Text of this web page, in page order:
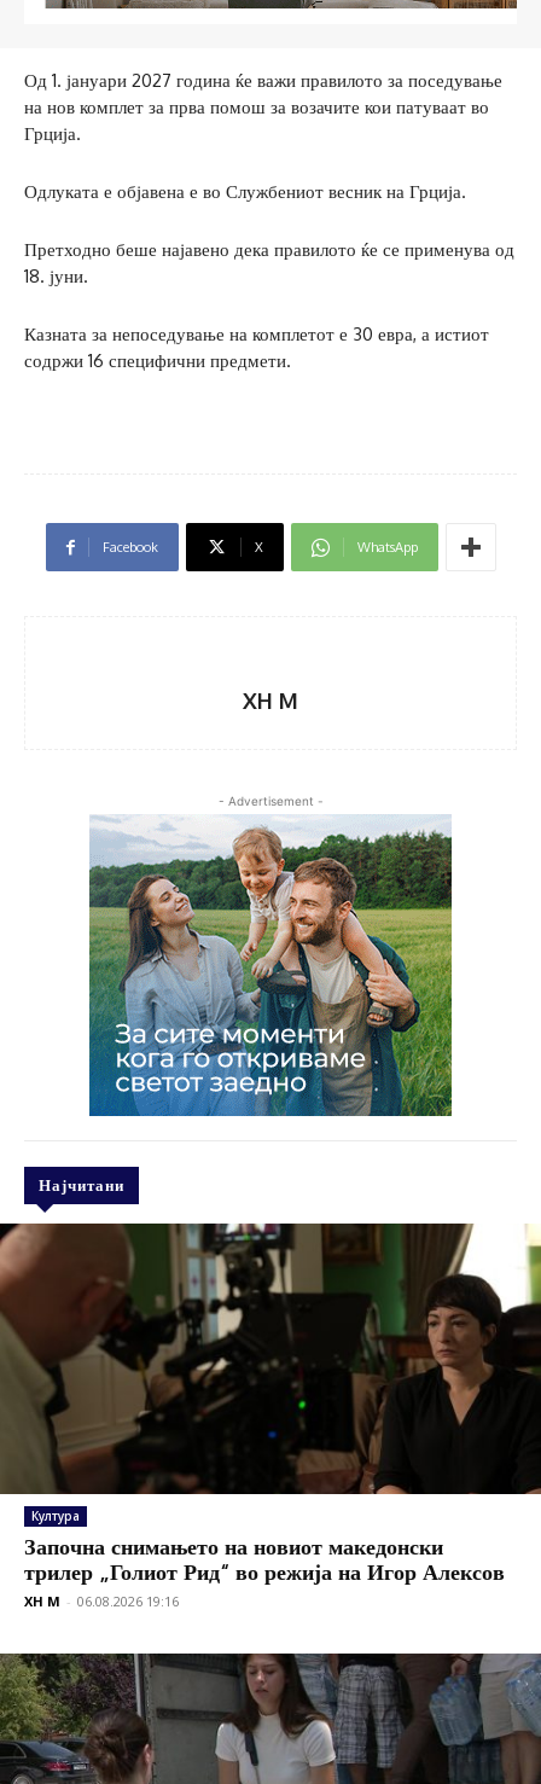
Од 1. јануари 2027 година ќе важи правилото за поседување
на нов комплет за прва помош за возачите кои патуваат во
Грција.
Одлуката е објавена е во Службениот весник на Грција.
Претходно беше најавено дека правилото ќе се применува од
18. јуни.
Казната за непоседување на комплетот е 30 евра, а истиот
содржи 16 специфични предмети.
Facebook X WhatsApp
XH M
- Advertisement -
Најчитани
Култура
Започна снимањето на новиот македонски
трилер „Голиот Рид“ во режија на Игор Алексов
XH M - 06.08.2026 19:16